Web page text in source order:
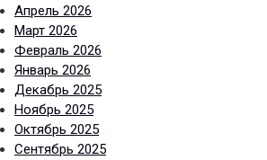
Апрель 2026
Март 2026
Февраль 2026
Январь 2026
Декабрь 2025
Ноябрь 2025
Октябрь 2025
Сентябрь 2025